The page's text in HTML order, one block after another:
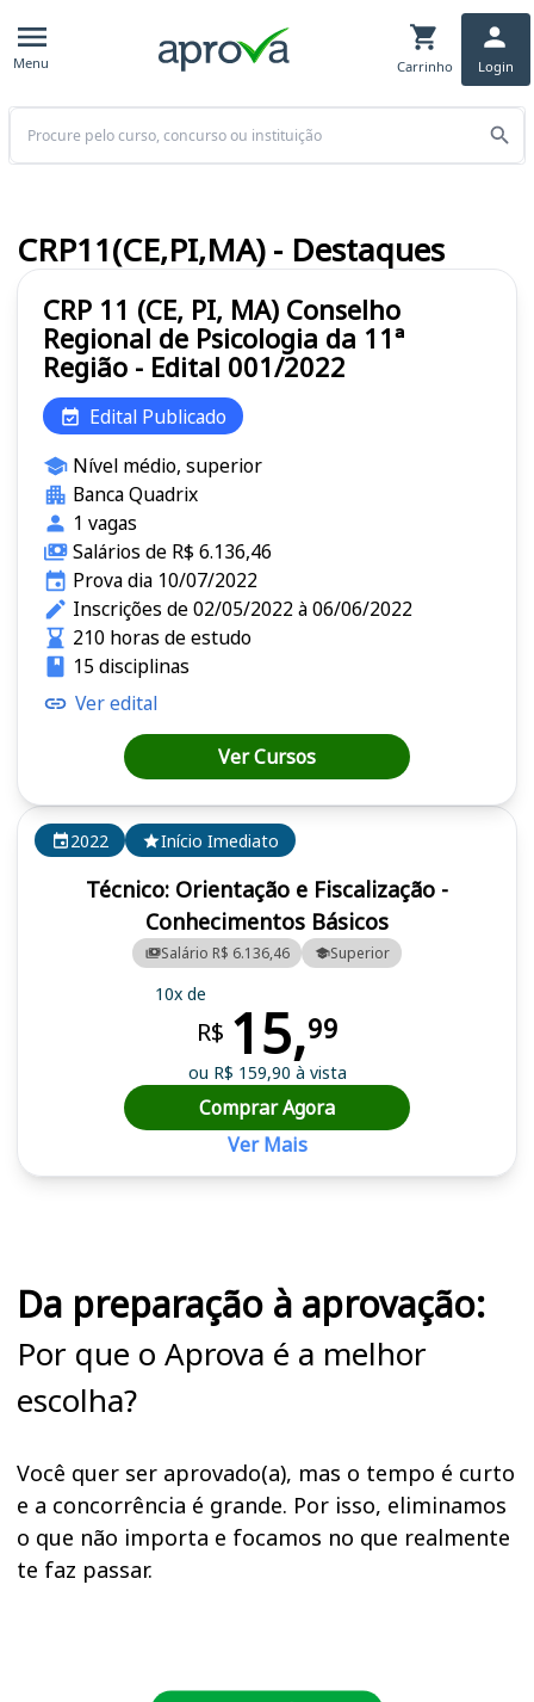
Menu Carrinho Login
Buscar
2022 Início Imediato
Técnico: Orientação e Fiscalização -
Conhecimentos Básicos
Salário R$ 6.136,46 Superior
10x de
R$ 15,99
ou R$ 159,90 à vista
Comprar Agora
Ver Mais
CRP 11 (CE, PI, MA) Conselho
Regional de Psicologia da 11ª
Região - Edital 001/2022
Edital Publicado
Nível médio, superior
Banca Quadrix
1 vagas
Salários de R$ 6.136,46
Prova dia 10/07/2022
Inscrições de 02/05/2022 à 06/06/2022
210 horas de estudo
15 disciplinas
Ver edital
Ver Cursos
CRP11(CE,PI,MA) - Destaques
Da preparação à aprovação:
Por que o Aprova é a melhor
escolha?
Você quer ser aprovado(a), mas o tempo é curto
e a concorrência é grande. Por isso, eliminamos
o que não importa e focamos no que realmente
te faz passar.